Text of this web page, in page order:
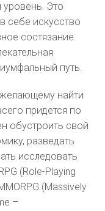
Это
себе искусство
состязание.
путь.
найти
придется по
обустроить свой
разведать
исследовать
(Role-Playing
(Massively
–